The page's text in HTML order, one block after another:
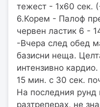
тежест - 1х60 сек.
6.Корем - Палоф
червен ластик 6 -
-Вчера след обед
базисни неща.
интензивно
15 мин. с 30 сек.
На последния
разтреперах, не